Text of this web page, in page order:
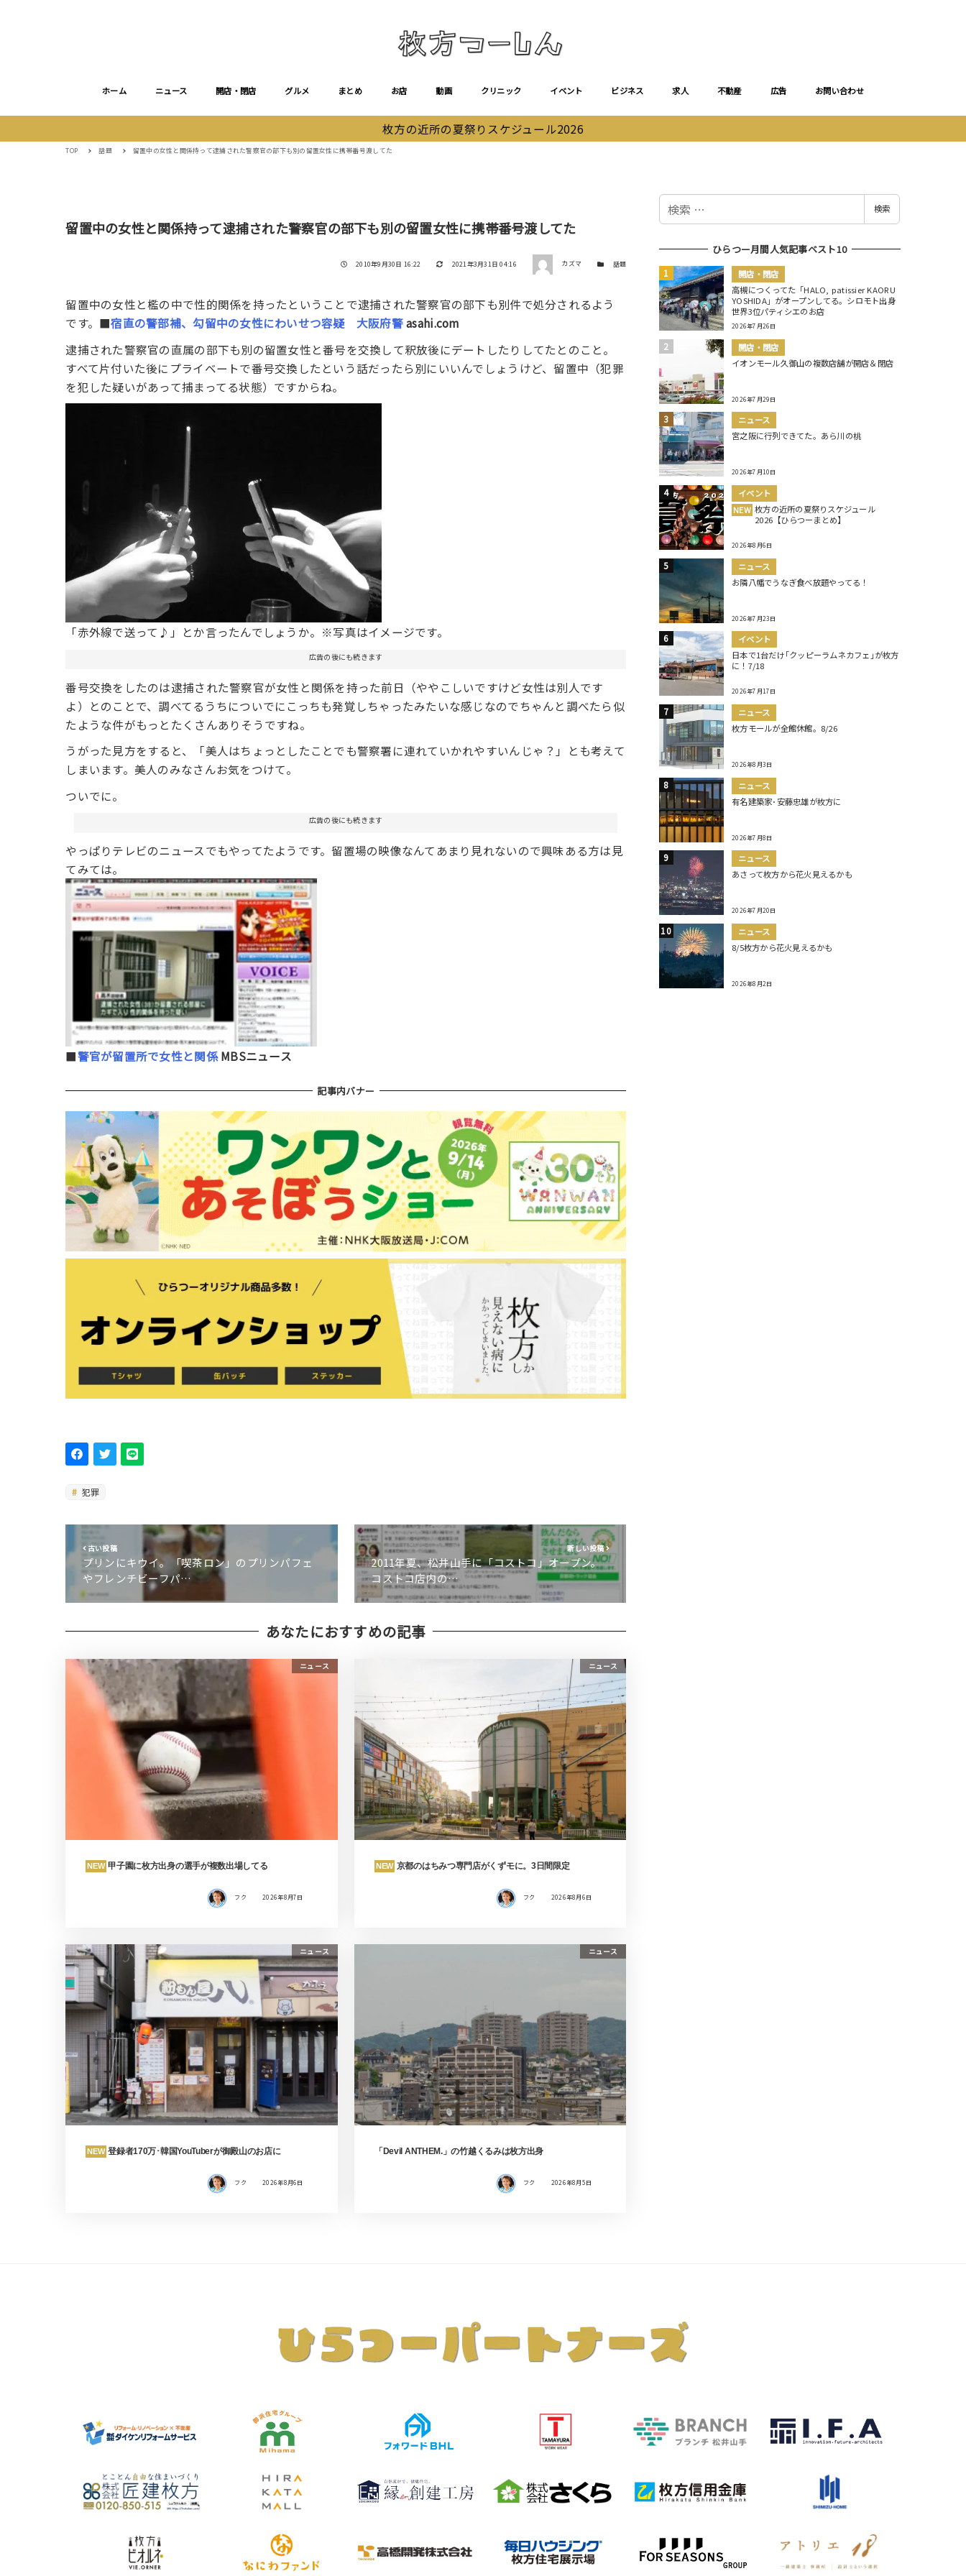
ホーム ニュース 開店・閉店 グルメ まとめ お店 動画 クリニック イベント ビジネス 求人 不動産 広告 お問い合わせ
枚方の近所の夏祭りスケジュール2026
TOP 話題 留置中の女性と関係持って逮捕された警察官の部下も別の留置女性に携帯番号渡してた
留置中の女性と関係持って逮捕された警察官の部下も別の留置女性に携帯番号渡してた
投稿日
2010年9月30日 16:22 更新日
2021年3月31日 04:16 著者 カズマ カテゴリー
話題
留置中の女性と檻の中で性的関係を持ったということで逮捕された警察官の部下も別件で処分されるよう
です。■宿直の警部補、勾留中の女性にわいせつ容疑 大阪府警asahi.com
逮捕された警察官の直属の部下も別の留置女性と番号を交換して釈放後にデートしたりしてたとのこと。
すべて片付いた後にプライベートで番号交換したという話だったら別にいいんでしょうけど、留置中（犯罪
を犯した疑いがあって捕まってる状態）ですからね。
「赤外線で送って♪」とか言ったんでしょうか。※写真はイメージです。
広告の後にも続きます
番号交換をしたのは逮捕された警察官が女性と関係を持った前日（ややこしいですけど女性は別人です
よ）とのことで、調べてるうちについでにこっちも発覚しちゃったみたいな感じなのでちゃんと調べたら似
たような件がもっとたくさんありそうですね。
うがった見方をすると、「美人はちょっとしたことでも警察署に連れていかれやすいんじゃ？」とも考えて
しまいます。美人のみなさんお気をつけて。
ついでに。
広告の後にも続きます
やっぱりテレビのニュースでもやってたようです。留置場の映像なんてあまり見れないので興味ある方は見
てみては。
■警官が留置所で女性と関係MBSニュース
記事内バナー
犯罪
古い投稿
プリンにキウイ。「喫茶ロン」のプリンパフェ
やフレンチビーフパ…
新しい投稿
2011年夏、松井山手に「コストコ」オープン。
コストコ店内の…
あなたにおすすめの記事
ニュース
NEW 甲子園に枚方出身の選手が複数出場してる
フク 2026年8月7日
ニュース
NEW 京都のはちみつ専門店がくずモに。3日間限定
フク 2026年8月6日
ニュース
NEW 登録者170万･韓国YouTuberが御殿山のお店に
フク 2026年8月6日
ニュース
「Devil ANTHEM.」の竹越くるみは枚方出身
フク 2026年8月5日
検
検索
ひらつー月間人気記事ベスト10
開店・閉店
高槻につくってた「HALO, patissier KAORU
YOSHIDA」がオープンしてる。シロモト出身
世界3位パティシエのお店
2026年7月26日
開店・閉店
イオンモール久御山の複数店舗が開店＆閉店
2026年7月29日
ニュース
宮之阪に行列できてた。あら川の桃
2026年7月10日
イベント
NEW 枚方の近所の夏祭りスケジュール
2026【ひらつーまとめ】
2026年8月6日
ニュース
お隣八幡でうなぎ食べ放題やってる！
2026年7月23日
イベント
日本で1台だけ｢クッピーラムネカフェ｣が枚方
に！7/18
2026年7月17日
ニュース
枚方モールが全館休館。8/26
2026年8月3日
ニュース
有名建築家･安藤忠雄が枚方に
2026年7月8日
ニュース
あさって枚方から花火見えるかも
2026年7月20日
ニュース
8/5枚方から花火見えるかも
2026年8月2日